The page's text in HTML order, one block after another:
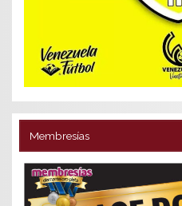
Membresías